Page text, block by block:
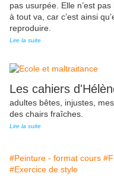
pas usurpée. Elle n’est
à tout va, car c’est ainsi
reproduire.
Lire la suite
Les cahiers
adultes bêtes, injustes,
des chairs fraîches.
Lire la suite
#Peinture - format cours
#Exercice de style